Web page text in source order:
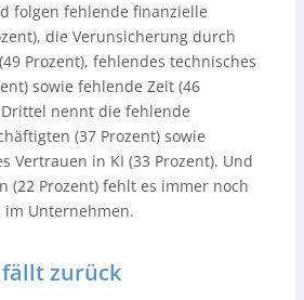
folgen fehlende finanzielle
die Verunsicherung durch
Prozent), fehlendes technisches
sowie fehlende Zeit (46
nennt die fehlende
(37 Prozent) sowie
Vertrauen in KI (33 Prozent). Und
(22 Prozent) fehlt es immer noch
im Unternehmen.
zurück